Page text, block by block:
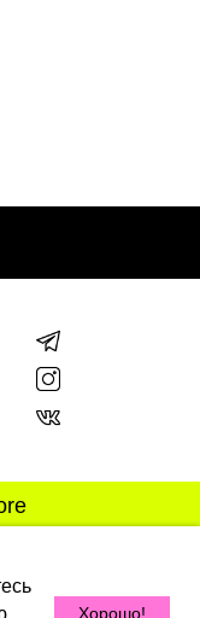
Хорошо!
целях
нарушений,